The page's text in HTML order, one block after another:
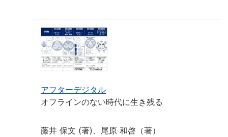
アフターデジタル
オフラインのない時代に生き残る
藤井 保文 (著)、尾原 和啓（著）